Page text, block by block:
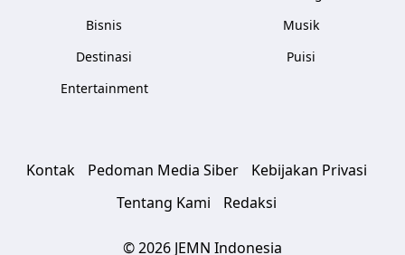
Bisnis
Destinasi
Entertainment
Musik
Puisi
Kontak Pedoman Media Siber
Kebijakan Privasi
Tentang Kami
Redaksi
© 2026 JEMN Indonesia